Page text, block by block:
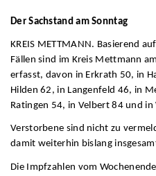
Der Sachstand am Sonntag
KREIS METTMANN. Basierend
Fällen sind im Kreis Mettmann
erfasst, davon in Erkrath 50, in
Hilden 62, in Langenfeld 46, in
Ratingen 54, in Velbert 84 und
Verstorbene sind nicht zu
damit weiterhin bislang
Die Impfzahlen vom